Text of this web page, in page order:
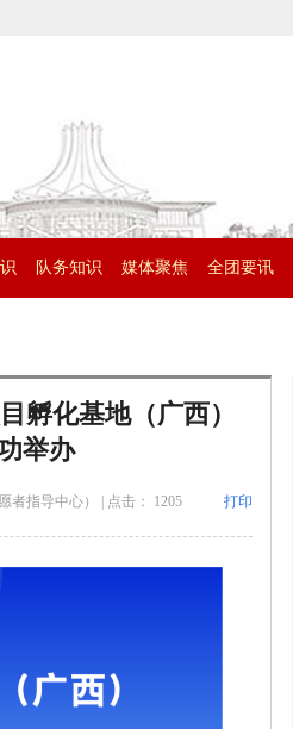
队务知识 媒体聚焦 全团要讯
化基地（广西）
举办
者指导中心） 点击： 1205 打印